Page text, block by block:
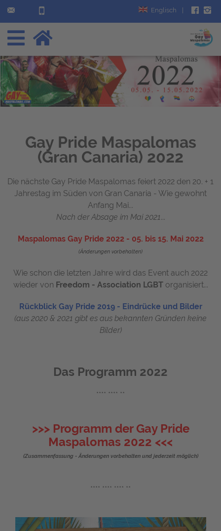
Englisch
Gay Pride Maspalomas
(Gran Canaria) 2022
Die nächste Gay Pride Maspalomas feiert 2022 den 20. + 1
Jahrestag im Süden von Gran Canaria - Wie gewohnt
Anfang Mai...
Nach der Absage im Mai 2021...
Maspalomas Gay Pride 2022 - 05. bis 15. Mai 2022
(Änderungen vorbehalten)
Wie schon die letzten Jahre wird das Event auch 2022
wieder von Freedom - Association LGBTorganisiert...
Rückblick Gay Pride 2019 - Eindrücke und Bilder
(aus 2020 & 2021 gibt es aus bekannten Gründen keine
Bilder)
Das Programm 2022
**** **** **
>>> Programm der Gay Pride
Maspalomas 2022 <<<
(Zusammenfassung - Änderungen vorbehalten und jederzeit möglich)
**** **** **** **